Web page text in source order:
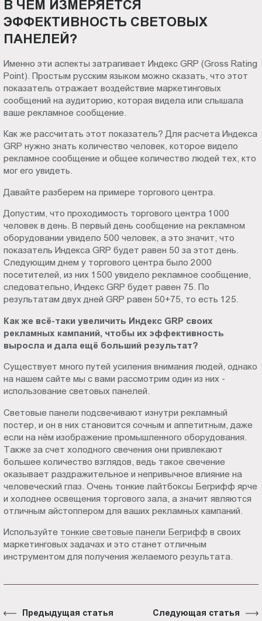
В ЧЁМ ИЗМЕРЯЕТСЯ
ЭФФЕКТИВНОСТЬ СВЕТОВЫХ
ПАНЕЛЕЙ?
Именно эти аспекты затрагивает Индекс GRP (Gross Rating
Point). Простым русским языком можно сказать, что этот
показатель отражает воздействие маркетинговых
сообщений на аудиторию, которая видела или слышала
ваше рекламное сообщение.
Как же рассчитать этот показатель? Для расчета Индекса
GRP нужно знать количество человек, которое видело
рекламное сообщение и общее количество людей тех, кто
мог его увидеть.
Давайте разберем на примере торгового центра.
Допустим, что проходимость торгового центра 1000
человек в день. В первый день сообщение на рекламном
оборудовании увидело 500 человек, а это значит, что
показатель Индекса GRP будет равен 50 за этот день.
Следующим днем у торгового центра было 2000
посетителей, из них 1500 увидело рекламное сообщение,
следовательно, Индекс GRP будет равен 75. По
результатам двух дней GRP равен 50+75, то есть 125.
Как же всё-таки увеличить Индекс GRP своих
рекламных кампаний, чтобы их эффективность
выросла и дала ещё больший результат?
Существует много путей усиления внимания людей, однако
на нашем сайте мы с вами рассмотрим один из них -
использование световых панелей.
Световые панели подсвечивают изнутри рекламный
постер, и он в них становится сочным и аппетитным, даже
если на нём изображение промышленного оборудования.
Также за счет холодного свечения они привлекают
большее количество взглядов, ведь такое свечение
оказывает раздражительное и непривычное влияние на
человеческий глаз. Очень тонкие лайтбоксы Бегрифф ярче
и холоднее освещения торгового зала, а значит являются
отличным айстоппером для ваших рекламных кампаний.
Используйте тонкие световые панели Бегрифф в своих
маркетинговых задачах и это станет отличным
инструментом для получения желаемого результата.
Предыдущая статья Следующая статья
Пт.:
9.00-
18.00
Вс.:
выходной